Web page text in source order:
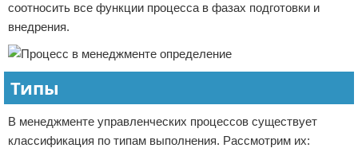
соотносить все функции процесса в фазах подготовки и
внедрения.
Типы
В менеджменте управленческих процессов существует
классификация по типам выполнения. Рассмотрим их: